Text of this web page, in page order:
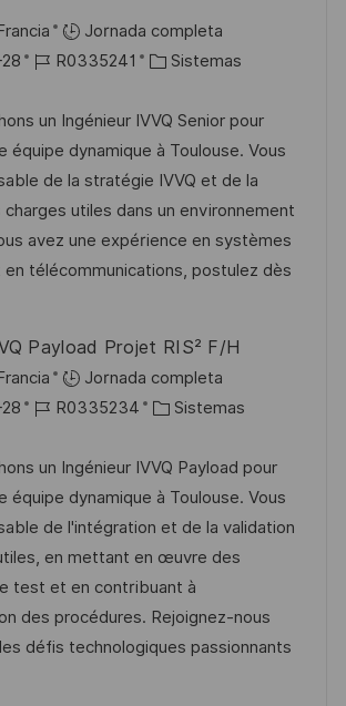
Jornada completa
I
d
e
e
m
p
l
R0335241
C
t
e
g
o
r
í
Sistemas
un Ingénieur IVVQ Senior pour
équipe dynamique à Toulouse. Vous
de la stratégie IVVQ et de la
utiles dans un environnement
avez une expérience en systèmes
télécommunications, postulez dès
Payload Projet RIS² F/H
Jornada completa
I
d
e
e
m
p
l
e
R0335234
C
t
e
g
o
r
í
a
Sistemas
un Ingénieur IVVQ Payload pour
équipe dynamique à Toulouse. Vous
de l'intégration et de la validation
en mettant en œuvre des
test et en contribuant à
des procédures. Rejoignez-nous
défis technologiques passionnants